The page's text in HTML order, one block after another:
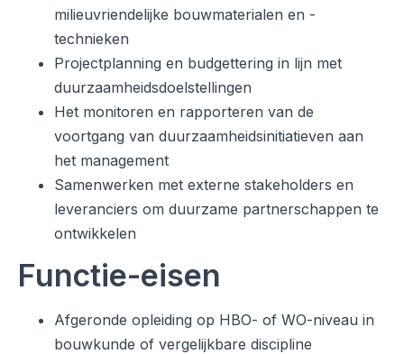
milieuvriendelijke bouwmaterialen en -
technieken
Projectplanning en budgettering in lijn met
duurzaamheidsdoelstellingen
Het monitoren en rapporteren van de
voortgang van duurzaamheidsinitiatieven aan
het management
Samenwerken met externe stakeholders en
leveranciers om duurzame partnerschappen te
ontwikkelen
Functie-eisen
Afgeronde opleiding op HBO- of WO-niveau in
bouwkunde of vergelijkbare discipline